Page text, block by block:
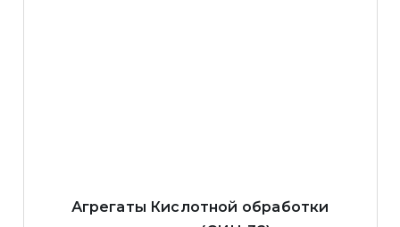
Агрегаты Кислотной обработки